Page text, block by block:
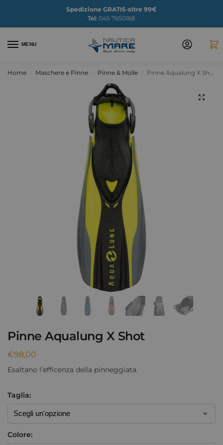
Spedizione GRATIS oltre 99€
Tel: 045 7650168
MENU
Home Maschere e Pinne Pinne & Molle Pinne Aqualung X Shot
Pinne Aqualung X Shot
€98,00
Esaltano l’efficenza della pinneggiata.
Taglia:
Colore: